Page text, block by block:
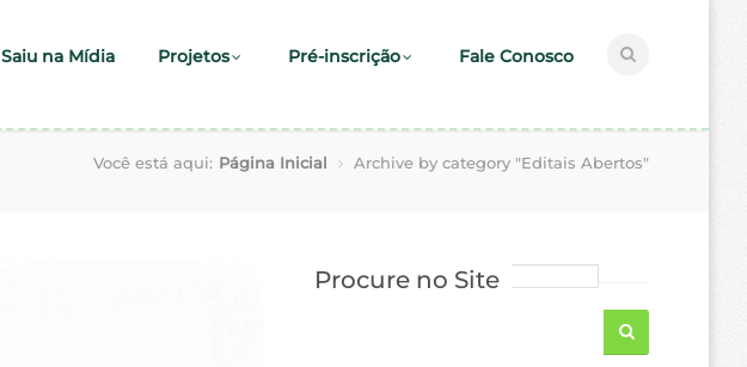
Saiu na Mídia Projetos Pré-inscrição Fale Conosco
Você está aqui: Página Inicial Archive by category "Editais Abertos"
Procure no Site